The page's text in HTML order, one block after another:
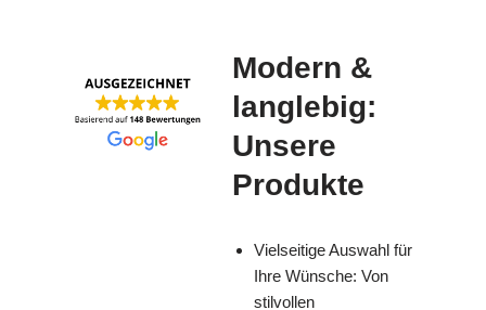
Modern &
langlebig:
Unsere
Produkte
Vielseitige Auswahl für
Ihre Wünsche: Von
stilvollen